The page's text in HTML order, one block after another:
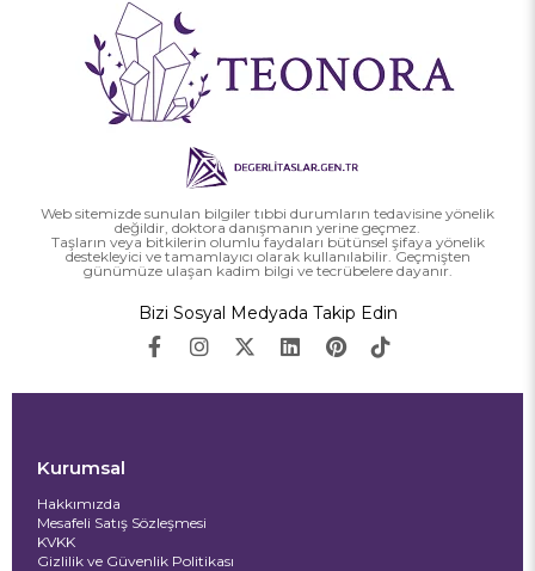
Web sitemizde sunulan bilgiler tıbbi durumların tedavisine yönelik
değildir, doktora danışmanın yerine geçmez.
Taşların veya bitkilerin olumlu faydaları bütünsel şifaya yönelik
destekleyici ve tamamlayıcı olarak kullanılabilir. Geçmişten
günümüze ulaşan kadim bilgi ve tecrübelere dayanır.
Bizi Sosyal Medyada Takip Edin
Kurumsal
Hakkımızda
Mesafeli Satış Sözleşmesi
KVKK
Gizlilik ve Güvenlik Politikası